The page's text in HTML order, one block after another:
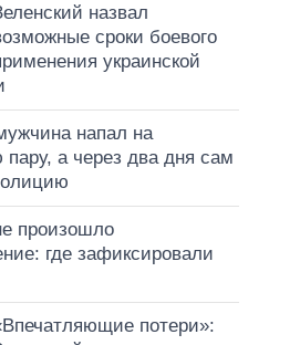
назвал
сроки боевого
украинской
напал на
пару, а через два дня сам
произошло
где зафиксировали
потери»: